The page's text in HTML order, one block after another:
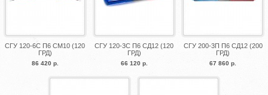
СГУ 120-6С П6 СМ10 (120
ГРД)
86 420 р.
СГУ 120-3С П6 СД12 (120
ГРД)
66 120 р.
СГУ 200-3П П6 СД12 (200
ГРД)
67 860 р.